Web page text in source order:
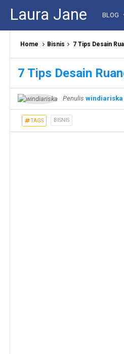
Laura Jane BLOG
Home Bisnis 7 Tips Desain
7 Tips Desain
Penulis windiariska
TAGS BISNIS